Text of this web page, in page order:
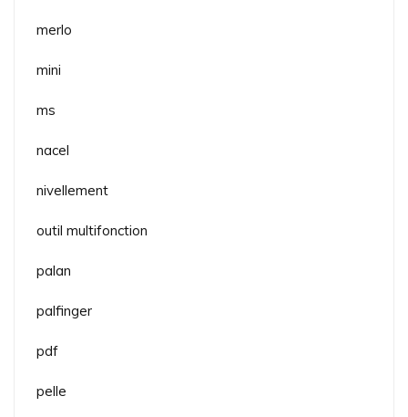
merlo
mini
ms
nacel
nivellement
outil multifonction
palan
palfinger
pdf
pelle